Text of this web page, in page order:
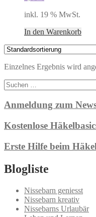
inkl. 19 % MwSt.
In den Warenkorb
Einzelnes Ergebnis wird
Suchen
nach:
Anmeldung zum
Kostenlose
Erste Hilfe beim
Blogliste
Nissebarn geniesst
Nissebarn kreativ
Nissebarns Urlaubär